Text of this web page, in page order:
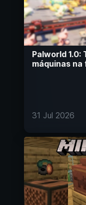
Palworld 1.0:
máquinas
31 Jul 2026